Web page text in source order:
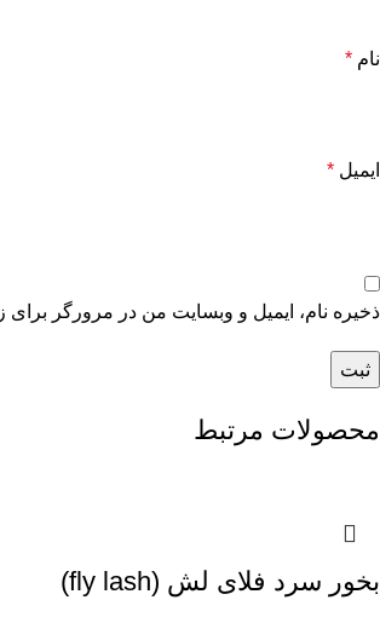
نام *
ایمیل *
ذخیره نام، ایمیل و وبسایت من در مرورگر برای
محصولات مرتبط
بخور سرد فلای لش (fly lash)